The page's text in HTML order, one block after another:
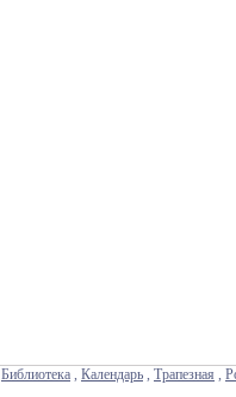
Библиотека , Календарь , Трапезная ,